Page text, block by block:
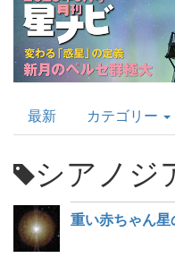
AstroArts
Topics
最新 カテゴリー
シアノジ
重い赤ちゃん